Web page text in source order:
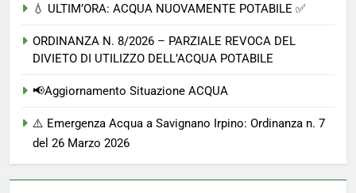
💧 ULTIM’ORA: ACQUA NUOVAMENTE POTABILE ✅
ORDINANZA N. 8/2026 – PARZIALE REVOCA DEL
DIVIETO DI UTILIZZO DELL’ACQUA POTABILE
📢Aggiornamento Situazione ACQUA
⚠️ Emergenza Acqua a Savignano Irpino: Ordinanza n. 7
del 26 Marzo 2026